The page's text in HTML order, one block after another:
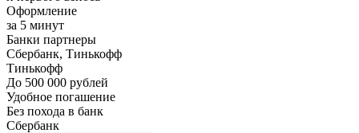
Оформление
за 5 минут
Банки партнеры
Сбербанк, Тинькофф
Тинькофф
До 500 000 рублей
Удобное погашение
Без похода в банк
Сбербанк